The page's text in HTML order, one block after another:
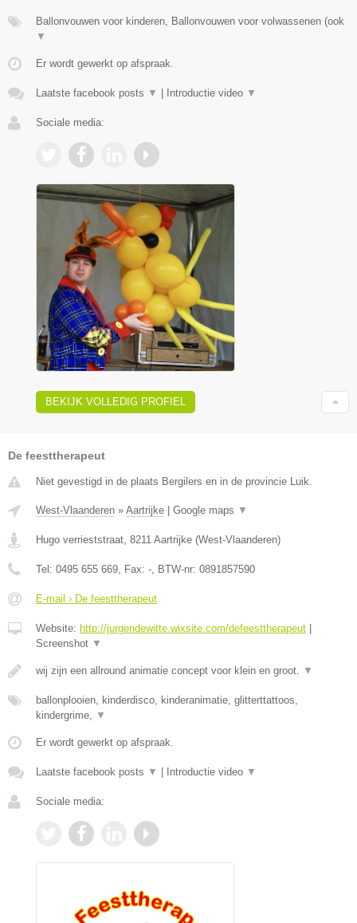
Ballonvouwen voor kinderen, Ballonvouwen voor volwassenen (ook
▼
Er wordt gewerkt op afspraak.
Laatste facebook posts ▼ Introductie video ▼
Sociale media:
BEKIJK VOLLEDIG PROFIEL
De feesttherapeut
Niet gevestigd in de plaats Bergilers en in de provincie Luik.
West-Vlaanderen » Aartrijke | Google maps ▼
Hugo verrieststraat 8211 Aartrijke (West-Vlaanderen)
Tel: 0495 655 669 , Fax: - , BTW-nr: 0891857590
E-mail › De feesttherapeut
Website: http://jurgendewitte.wixsite.com/defeesttherapeut |
Screenshot ▼
wij zijn een allround animatie concept voor klein en groot. ▼
ballonplooien, kinderdisco, kinderanimatie, glitterttattoos,
kindergrime,
▼
Er wordt gewerkt op afspraak.
Laatste facebook posts ▼ | Introductie video ▼
Sociale media: